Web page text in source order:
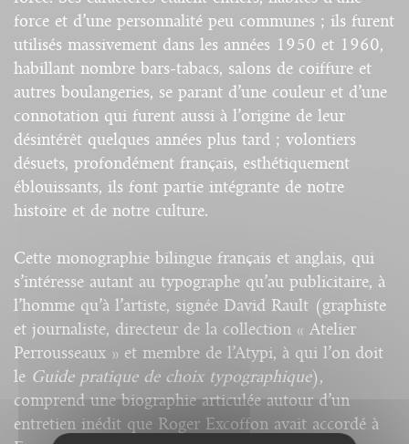
force et d’une personnalité peu communes ; ils furent
utilisés massivement dans les années 1950 et 1960,
habillant nombre bars-tabacs, salons de coiffure et
autres boulangeries, se parant d’une couleur et d’une
connotation qui furent aussi à l’origine de leur
désintérêt quelques années plus tard ; volontiers
désuets, profondément français, esthétiquement
éblouissants, ils font partie intégrante de notre
histoire et de notre culture.
Cette monographie bilingue français et anglais, qui
s’intéresse autant au typographe qu’au publicitaire, à
l’homme qu’à l’artiste, signée David Rault (graphiste
et journaliste, directeur de la collection « Atelier
Perrousseaux » et membre de l’Atypi, à qui l’on doit
le Guide pratique de choix typographique),
comprend une biographie articulée autour d’un
entretien inédit que Roger Excoffon avait accordé à